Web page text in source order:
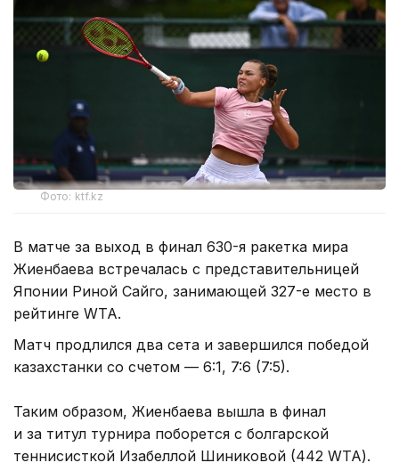
Фото: ktf.kz
В матче за выход в финал 630-я ракетка мира
Жиенбаева встречалась с представительницей
Японии Риной Сайго, занимающей 327-е место в
рейтинге WTA.
Матч продлился два сета и завершился победой
казахстанки со счетом — 6:1, 7:6 (7:5).
Таким образом, Жиенбаева вышла в финал
и за титул турнира поборется с болгарской
теннисисткой Изабеллой Шиниковой (442 WTA).